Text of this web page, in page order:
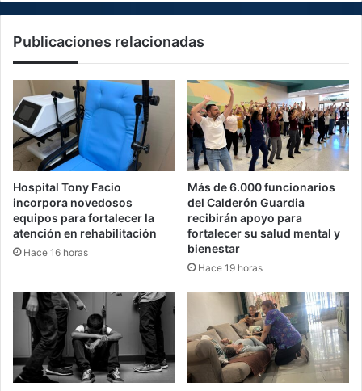
Publicaciones relacionadas
Hospital Tony Facio
incorpora novedosos
equipos para fortalecer la
atención en rehabilitación
Hace 16 horas
Más de 6.000 funcionarios
del Calderón Guardia
recibirán apoyo para
fortalecer su salud mental y
bienestar
Hace 19 horas